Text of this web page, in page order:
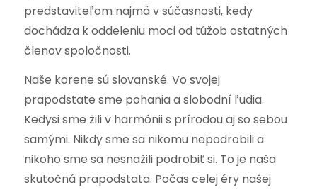
predstaviteľom najmä v súčasnosti, kedy
dochádza k oddeleniu moci od túžob ostatných
členov spoločnosti.
Naše korene sú slovanské. Vo svojej
prapodstate sme pohania a slobodní ľudia.
Kedysi sme žili v harmónii s prírodou aj so sebou
samými. Nikdy sme sa nikomu nepodrobili a
nikoho sme sa nesnažili podrobiť si. To je naša
skutočná prapodstata. Počas celej éry našej